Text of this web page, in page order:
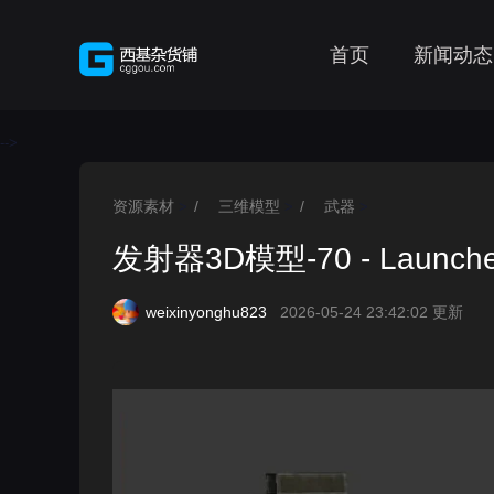
首页 新闻动态
-->
资源素材 / 三维模型 / 武器
发射器3D模型-70 -
weixinyonghu823 2026-05-24 23:42:02 更新